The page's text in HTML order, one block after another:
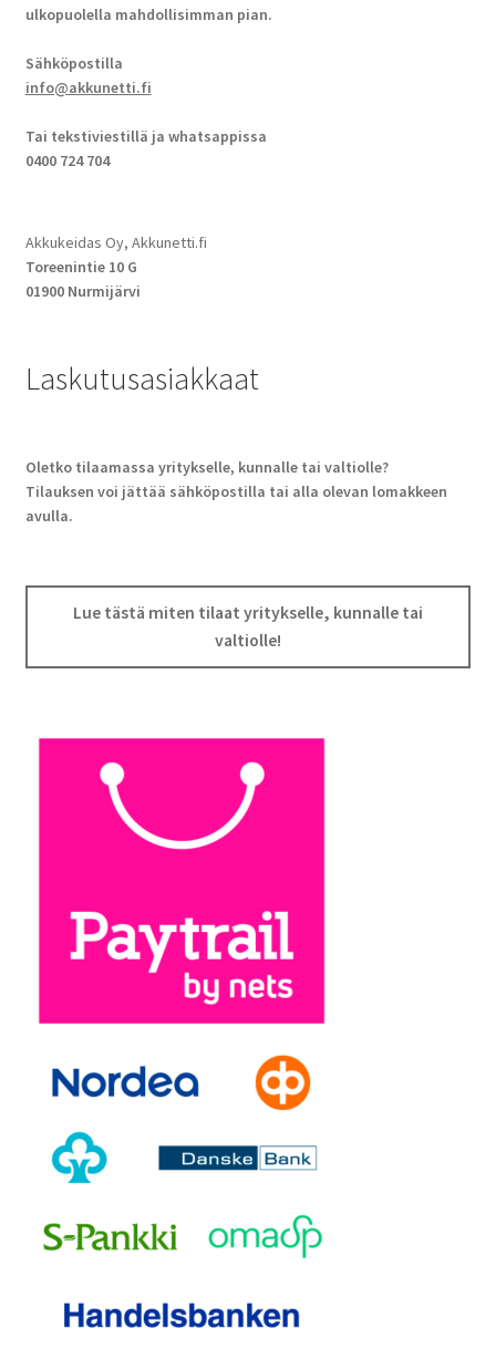
ulkopuolella mahdollisimman pian.
Sähköpostilla
info@akkunetti.fi
Tai tekstiviestillä ja whatsappissa
0400 724 704
Akkukeidas Oy, Akkunetti.fi
Toreenintie 10 G
01900 Nurmijärvi
Laskutusasiakkaat
Oletko tilaamassa yritykselle, kunnalle tai valtiolle?
Tilauksen voi jättää sähköpostilla tai alla olevan lomakkeen
avulla.
Lue tästä miten tilaat yritykselle, kunnalle tai
valtiolle!